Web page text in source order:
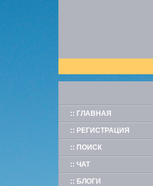
:: ГЛАВНАЯ
:: РЕГИСТРАЦИЯ
:: ПОИСК
:: ЧАТ
:: БЛОГИ